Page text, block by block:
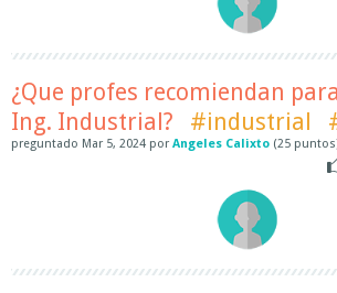
¿Que profes recomiendan
Ing. Industrial?
#industrial
preguntado Mar 5, 2024 por Angeles Calixto (25